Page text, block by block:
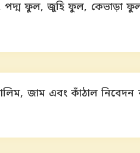
ফুল, জুহি ফুল, কেভাড়া
জাম এবং কাঁঠাল